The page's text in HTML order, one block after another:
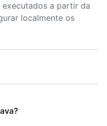
a partir da
localmente os